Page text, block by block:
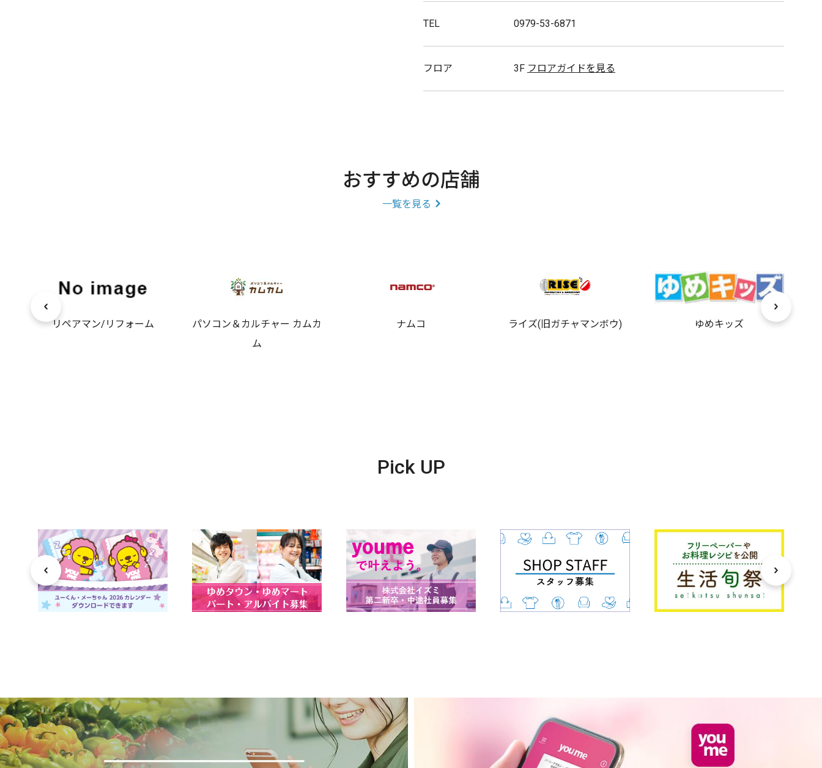
TEL 0979-53-6871
フロア 3F フロアガイドを見る
おすすめの店舗
一覧を見る
リペアマン/リフォーム
パソコン＆カルチャー カムカ
ム
ナムコ ライズ(旧ガチャマンボウ) ゆめキッズ
Pick UP